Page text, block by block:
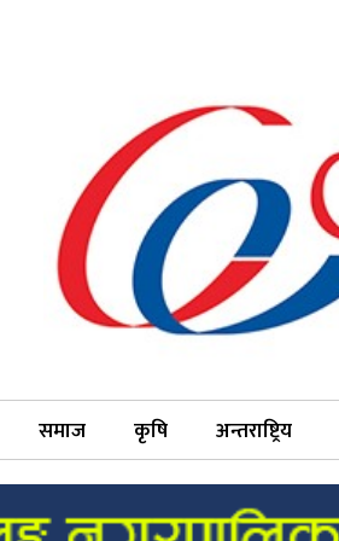
समाज कृषि अन्तराष्ट्रिय